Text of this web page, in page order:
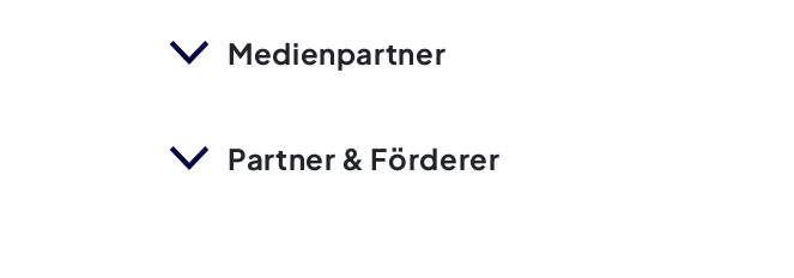
Medienpartner
Partner & Förderer